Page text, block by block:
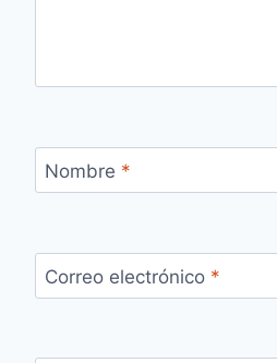
Nombre *
Correo electrónico *